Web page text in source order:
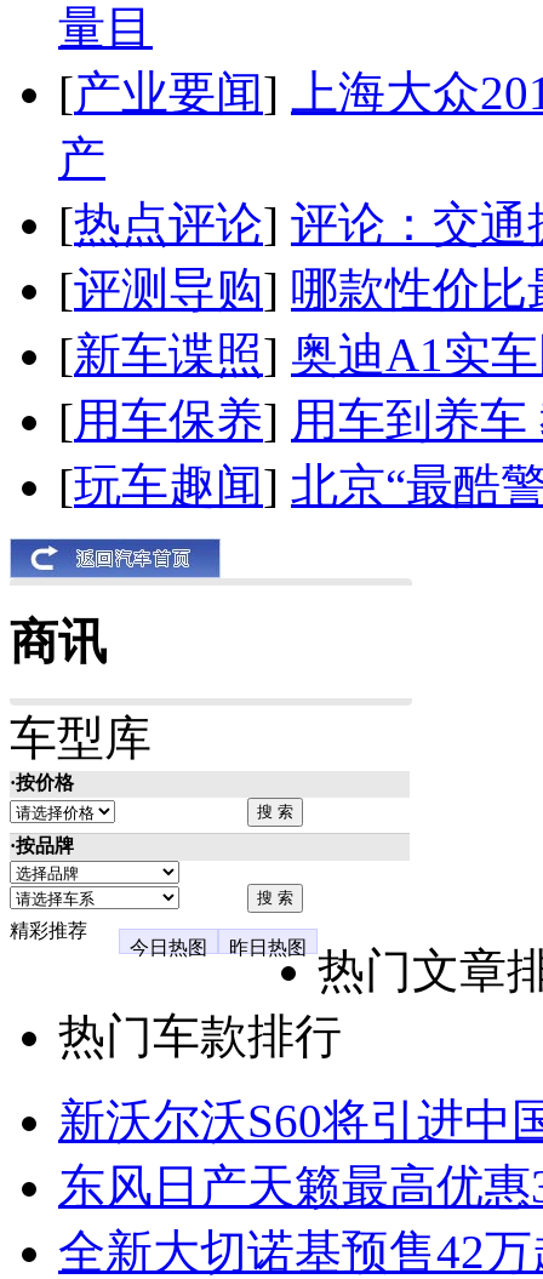
量目
[产业要闻]
上海大众
产
[热点评论] 评论：交通
[评测导购] 哪款性价比
[新车谍照] 奥迪A1实
[用车保养] 用车到养
[玩车趣闻] 北京“最酷
商讯
车型库
·按价格
·按品牌
精彩推荐
今日热图
昨日热图
热门文章
热门车款排行
新沃尔沃S60将引进中
东风日产天籁最高优
全新大切诺基预售42